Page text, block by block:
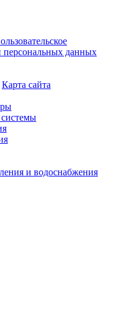
персональных данных
Карта сайта
системы
и водоснабжения